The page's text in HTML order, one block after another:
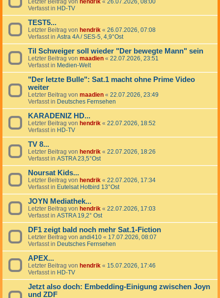
Letzter Beitrag von hendrik « 26.07.2026, 08:00
Verfasst in HD-TV
TEST5...
Letzter Beitrag von hendrik « 26.07.2026, 07:08
Verfasst in Astra 4A / SES-5, 4,9°Ost
Til Schweiger soll wieder "Der bewegte Mann" sein
Letzter Beitrag von maadien « 22.07.2026, 23:51
Verfasst in Medien-Welt
"Der letzte Bulle": Sat.1 macht ohne Prime Video
weiter
Letzter Beitrag von maadien « 22.07.2026, 23:49
Verfasst in Deutsches Fernsehen
KARADENIZ HD...
Letzter Beitrag von hendrik « 22.07.2026, 18:52
Verfasst in HD-TV
TV 8...
Letzter Beitrag von hendrik « 22.07.2026, 18:26
Verfasst in ASTRA 23,5°Ost
Noursat Kids...
Letzter Beitrag von hendrik « 22.07.2026, 17:34
Verfasst in Eutelsat Hotbird 13°Ost
JOYN Mediathek...
Letzter Beitrag von hendrik « 22.07.2026, 17:03
Verfasst in ASTRA 19,2° Ost
DF1 zeigt bald noch mehr Sat.1-Fiction
Letzter Beitrag von andi410 « 17.07.2026, 08:07
Verfasst in Deutsches Fernsehen
APEX...
Letzter Beitrag von hendrik « 15.07.2026, 17:46
Verfasst in HD-TV
Jetzt also doch: Embedding-Einigung zwischen Joyn
und ZDF